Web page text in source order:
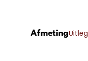
AfmetingUitleg